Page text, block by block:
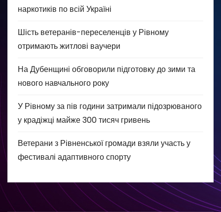
наркотиків по всій Україні
Шість ветеранів-переселенців у Рівному
отримають житлові ваучери
На Дубенщині обговорили підготовку до зими та
нового навчального року
У Рівному за пів години затримали підозрюваного
у крадіжці майже 300 тисяч гривень
Ветерани з Рівненської громади взяли участь у
фестивалі адаптивного спорту